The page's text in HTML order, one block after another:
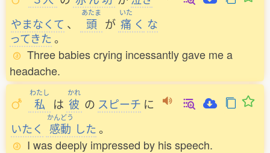
やまなくて 、
あたま
頭 が
いた
痛 く な
ってきた。
Three babies crying incessantly gave me a
headache.
わたし
私 は
かれ
彼 の スピーチ に
いたく
かんどう
感動 した 。
I was deeply impressed by his speech.